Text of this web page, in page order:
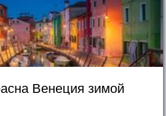
Венеция зимой